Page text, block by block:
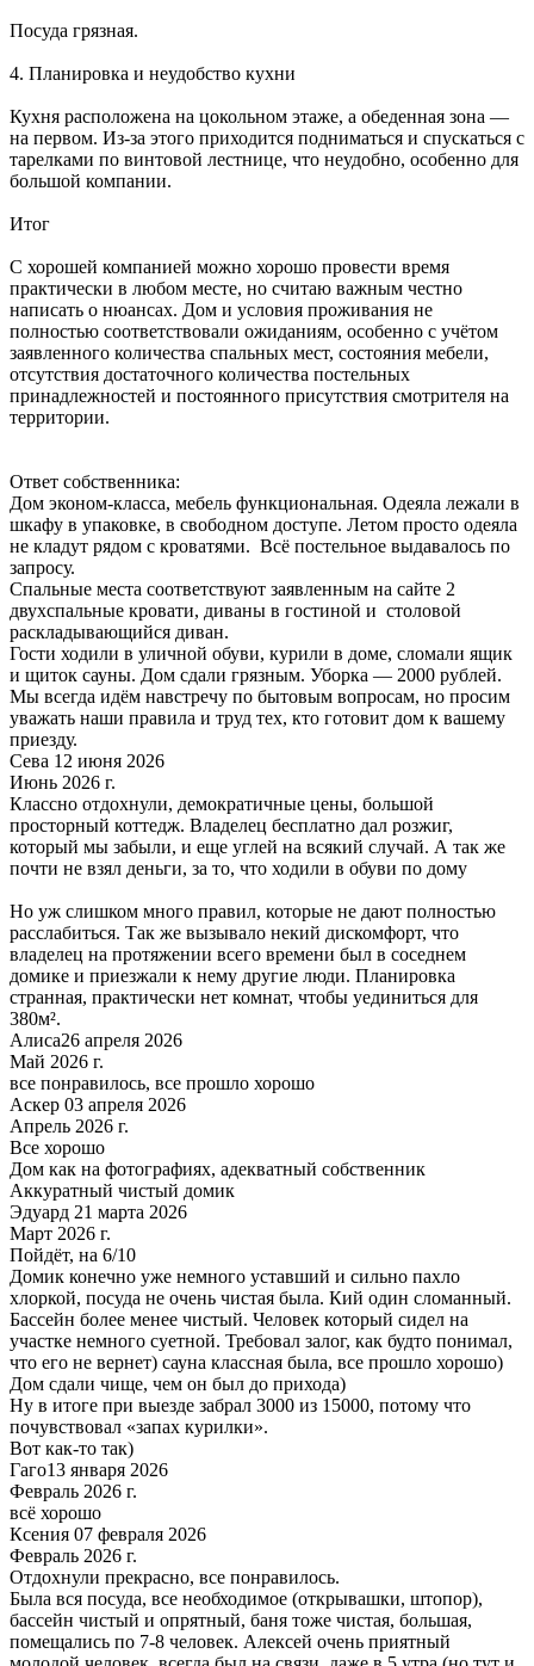
Посуда грязная.
4. Планировка и неудобство кухни
Кухня расположена на цокольном этаже, а обеденная зона —
на первом. Из-за этого приходится подниматься и спускаться с
тарелками по винтовой лестнице, что неудобно, особенно для
большой компании.
Итог
С хорошей компанией можно хорошо провести время
практически в любом месте, но считаю важным честно
написать о нюансах. Дом и условия проживания не
полностью соответствовали ожиданиям, особенно с учётом
заявленного количества спальных мест, состояния мебели,
отсутствия достаточного количества постельных
принадлежностей и постоянного присутствия смотрителя на
территории.
Ответ собственника:
Дом эконом-класса, мебель функциональная. Одеяла лежали в
шкафу в упаковке, в свободном доступе. Летом просто одеяла
не кладут рядом с кроватями. Всё постельное выдавалось по
запросу.
Спальные места соответствуют заявленным на сайте 2
двухспальные кровати, диваны в гостиной и столовой
раскладывающийся диван.
Гости ходили в уличной обуви, курили в доме, сломали ящик
и щиток сауны. Дом сдали грязным. Уборка — 2000 рублей.
Мы всегда идём навстречу по бытовым вопросам, но просим
уважать наши правила и труд тех, кто готовит дом к вашему
приезду.
Сева 12 июня 2026
Июнь 2026 г.
Классно отдохнули, демократичные цены, большой
просторный коттедж. Владелец бесплатно дал розжиг,
который мы забыли, и еще углей на всякий случай. А так же
почти не взял деньги, за то, что ходили в обуви по дому
Но уж слишком много правил, которые не дают полностью
расслабиться. Так же вызывало некий дискомфорт, что
владелец на протяжении всего времени был в соседнем
домике и приезжали к нему другие люди. Планировка
странная, практически нет комнат, чтобы уединиться для
380м².
Алиса26 апреля 2026
Май 2026 г.
все понравилось, все прошло хорошо
Аскер 03 апреля 2026
Апрель 2026 г.
Все хорошо
Дом как на фотографиях, адекватный собственник
Аккуратный чистый домик
Эдуард 21 марта 2026
Март 2026 г.
Пойдёт, на 6/10
Домик конечно уже немного уставший и сильно пахло
хлоркой, посуда не очень чистая была. Кий один сломанный.
Бассейн более менее чистый. Человек который сидел на
участке немного суетной. Требовал залог, как будто понимал,
что его не вернет) сауна классная была, все прошло хорошо)
Дом сдали чище, чем он был до прихода)
Ну в итоге при выезде забрал 3000 из 15000, потому что
почувствовал «запах курилки».
Вот как-то так)
Гаго13 января 2026
Февраль 2026 г.
всё хорошо
Ксения 07 февраля 2026
Февраль 2026 г.
Отдохнули прекрасно, все понравилось.
Была вся посуда, все необходимое (открывашки, штопор),
бассейн чистый и опрятный, баня тоже чистая, большая,
помещались по 7-8 человек. Алексей очень приятный